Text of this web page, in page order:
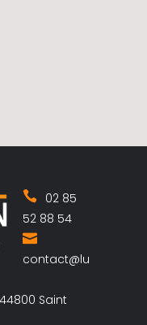
02 85
52 88 54
contact@lu
Saint